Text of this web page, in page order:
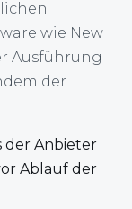
wie New
Ausführung
der
der Anbieter
Ablauf der